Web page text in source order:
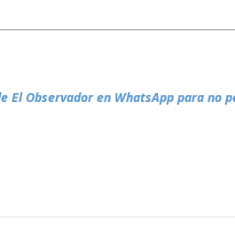
El Observador en WhatsApp para no